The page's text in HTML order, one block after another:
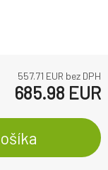
557.71 EUR bez DPH
685.98 EUR